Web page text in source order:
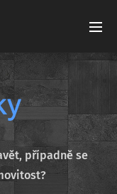
případně se